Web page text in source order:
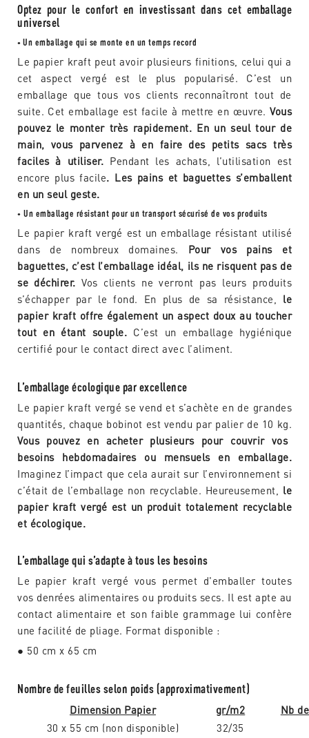
Optez pour le confort en investissant dans cet emballage
universel
• Un emballage qui se monte en un temps record
Le papier kraft peut avoir plusieurs finitions, celui qui a
cet aspect vergé est le plus popularisé. C’est un
emballage que tous vos clients reconnaîtront tout de
suite. Cet emballage est facile à mettre en œuvre. Vous
pouvez le monter très rapidement. En un seul tour de
main, vous parvenez à en faire des petits sacs très
faciles à utiliser. Pendant les achats, l’utilisation est
encore plus facile. Les pains et baguettes s’emballent
en un seul geste.
• Un emballage résistant pour un transport sécurisé de vos produits
Le papier kraft vergé est un emballage résistant utilisé
dans de nombreux domaines. Pour vos pains et
baguettes, c’est l’emballage idéal, ils ne risquent pas de
se déchirer. Vos clients ne verront pas leurs produits
s’échapper par le fond. En plus de sa résistance, le
papier kraft offre également un aspect doux au toucher
tout en étant souple. C’est un emballage hygiénique
certifié pour le contact direct avec l’aliment.
L’emballage écologique par excellence
Le papier kraft vergé se vend et s’achète en de grandes
quantités, chaque bobinot est vendu par palier de 10 kg.
Vous pouvez en acheter plusieurs pour couvrir vos
besoins hebdomadaires ou mensuels en emballage.
Imaginez l’impact que cela aurait sur l’environnement si
c’était de l’emballage non recyclable. Heureusement, le
papier kraft vergé est un produit totalement recyclable
et écologique.
L’emballage qui s’adapte à tous les besoins
Le papier kraft vergé vous permet d'emballer toutes
vos denrées alimentaires ou produits secs. Il est apte au
contact alimentaire et son faible grammage lui confère
une facilité de pliage. Format disponible :
● 50 cm x 65 cm
Nombre de feuilles selon poids (approximativement)
Dimension Papier
gr/m2
Nb
30 x 55 cm (non disponible)
32/35